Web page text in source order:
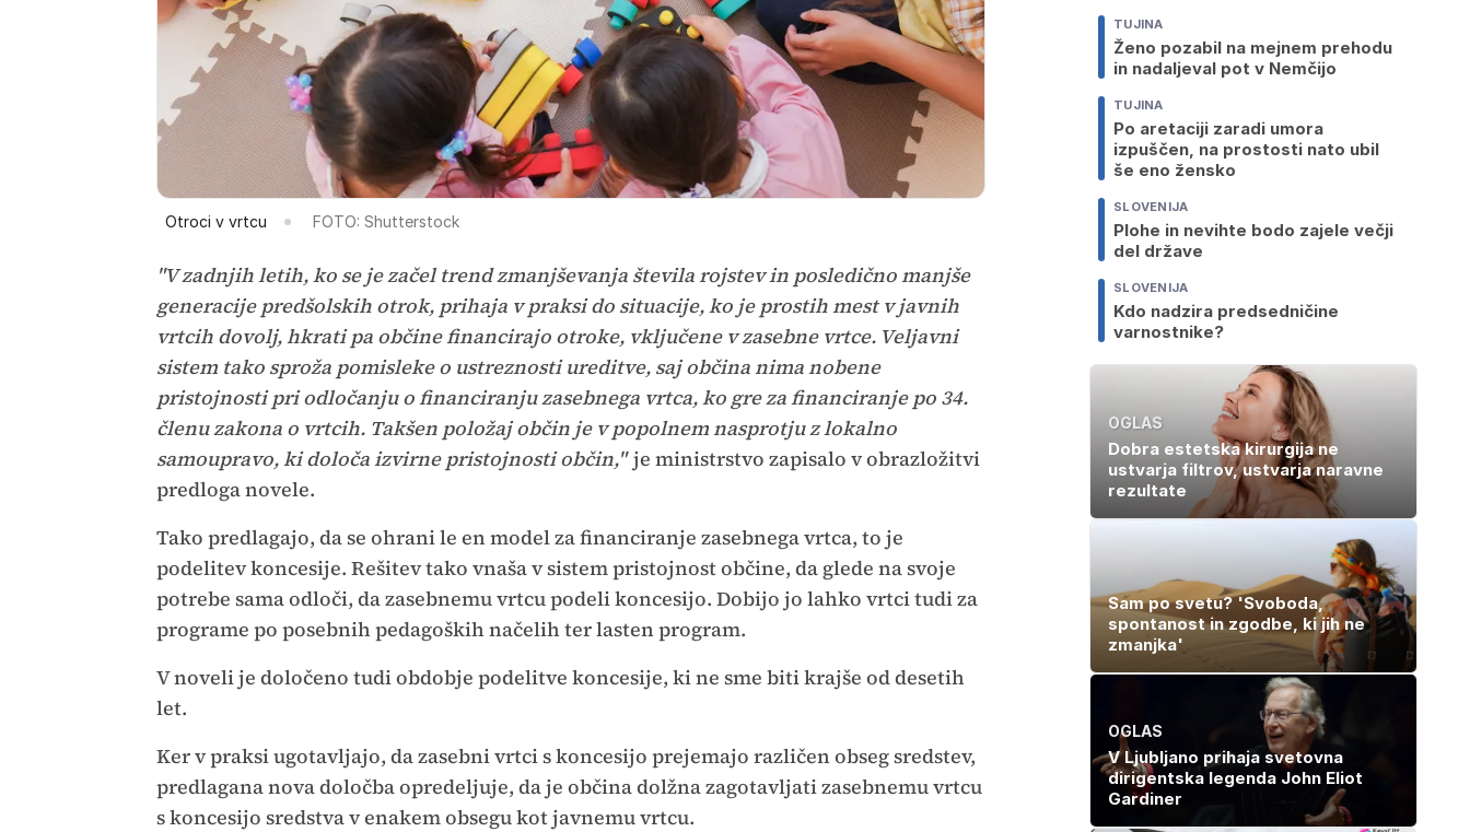
Otroci v vrtcu FOTO: Shutterstock
"V zadnjih letih, ko se je začel trend zmanjševanja števila rojstev in posledično manjše
generacije predšolskih otrok, prihaja v praksi do situacije, ko je prostih mest v javnih
vrtcih dovolj, hkrati pa občine financirajo otroke, vključene v zasebne vrtce. Veljavni
sistem tako sproža pomisleke o ustreznosti ureditve, saj občina nima nobene
pristojnosti pri odločanju o financiranju zasebnega vrtca, ko gre za financiranje po 34.
členu zakona o vrtcih. Takšen položaj občin je v popolnem nasprotju z lokalno
samoupravo, ki določa izvirne pristojnosti občin,"je ministrstvo zapisalo v obrazložitvi
predloga novele.
Tako predlagajo, da se ohrani le en model za financiranje zasebnega vrtca, to je
podelitev koncesije. Rešitev tako vnaša v sistem pristojnost občine, da glede na svoje
potrebe sama odloči, da zasebnemu vrtcu podeli koncesijo. Dobijo jo lahko vrtci tudi za
programe po posebnih pedagoških načelih ter lasten program.
V noveli je določeno tudi obdobje podelitve koncesije, ki ne sme biti krajše od desetih
let.
Ker v praksi ugotavljajo, da zasebni vrtci s koncesijo prejemajo različen obseg sredstev,
predlagana nova določba opredeljuje, da je občina dolžna zagotavljati zasebnemu vrtcu
s koncesijo sredstva v enakem obsegu kot javnemu vrtcu.
TUJINA
Ženo pozabil na mejnem prehodu
in nadaljeval pot v Nemčijo
TUJINA
Po aretaciji zaradi umora
izpuščen, na prostosti nato ubil
še eno žensko
SLOVENIJA
Plohe in nevihte bodo zajele večji
del države
SLOVENIJA
Kdo nadzira predsedničine
varnostnike?
OGLAS
Dobra estetska kirurgija ne
ustvarja filtrov, ustvarja naravne
rezultate
Sam po svetu? 'Svoboda,
spontanost in zgodbe, ki jih ne
zmanjka'
OGLAS
V Ljubljano prihaja svetovna
dirigentska legenda John Eliot
Gardiner